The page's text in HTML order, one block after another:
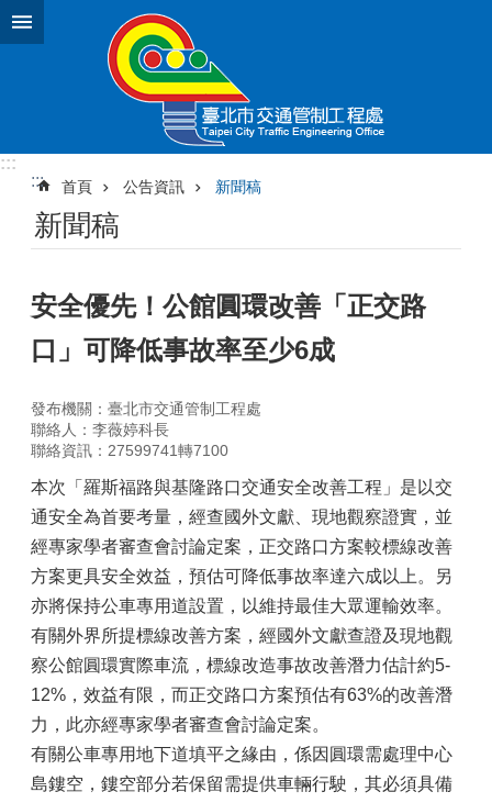
跳到主要內容區塊
:::
:::
首頁 公告資訊 新聞稿
新聞稿
安全優先！公館圓環改善「正交路
口」可降低事故率至少6成
發布機關：臺北市交通管制工程處
聯絡人：李薇婷科長
聯絡資訊：27599741轉7100
本次「羅斯福路與基隆路口交通安全改善工程」是以交
通安全為首要考量，經查國外文獻、現地觀察證實，並
經專家學者審查會討論定案，正交路口方案較標線改善
方案更具安全效益，預估可降低事故率達六成以上。另
亦將保持公車專用道設置，以維持最佳大眾運輸效率。
有關外界所提標線改善方案，經國外文獻查證及現地觀
察公館圓環實際車流，標線改造事故改善潛力估計約5-
12%，效益有限，而正交路口方案預估有63%的改善潛
力，此亦經專家學者審查會討論定案。
有關公車專用地下道填平之緣由，係因圓環需處理中心
島鏤空，鏤空部分若保留需提供車輛行駛，其必須具備